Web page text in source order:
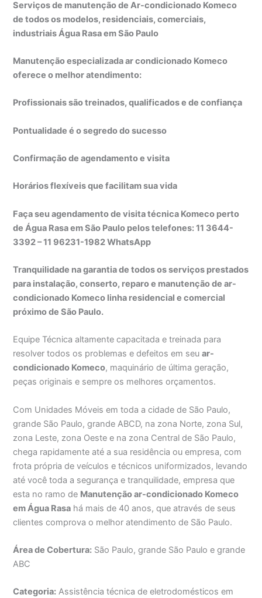
Serviços de manutenção de Ar-condicionado Komeco
de todos os modelos, residenciais, comerciais,
industriais Água Rasa em São Paulo
Manutenção especializada ar condicionado Komeco
oferece o melhor atendimento:
Profissionais são treinados, qualificados e de confiança
Pontualidade é o segredo do sucesso
Confirmação de agendamento e visita
Horários flexíveis que facilitam sua vida
Faça seu agendamento de visita técnica Komeco perto
de Água Rasa em São Paulo pelos telefones: 11 3644-
3392 – 11 96231-1982 WhatsApp
Tranquilidade na garantia de todos os serviços prestados
para instalação, conserto, reparo e manutenção de ar-
condicionado Komeco linha residencial e comercial
próximo de São Paulo.
Equipe Técnica altamente capacitada e treinada para
resolver todos os problemas e defeitos em seuar-
condicionado Komeco, maquinário de última geração,
peças originais e sempre os melhores orçamentos.
Com Unidades Móveis em toda a cidade de São Paulo,
grande São Paulo, grande ABCD, na zona Norte, zona Sul,
zona Leste, zona Oeste e na zona Central de São Paulo,
chega rapidamente até a sua residência ou empresa, com
frota própria de veículos e técnicos uniformizados, levando
até você toda a segurança e tranquilidade, empresa que
esta no ramo de Manutenção ar-condicionado Komeco
em Água Rasa há mais de 40 anos, que através de seus
clientes comprova o melhor atendimento de São Paulo.
Área de Cobertura: São Paulo, grande São Paulo e grande
ABC
Categoria: Assistência técnica de eletrodomésticos em